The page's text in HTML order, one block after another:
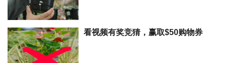
显青涩，恳请各位读者朋友多
多海涵与指教。
看视频有奖竞猜，赢取$50购物券